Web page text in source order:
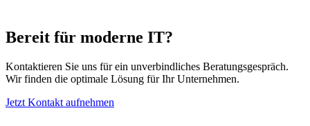
Bereit für moderne IT?
Kontaktieren Sie uns für ein unverbindliches Beratungsgespräch.
Wir finden die optimale Lösung für Ihr Unternehmen.
Jetzt Kontakt aufnehmen